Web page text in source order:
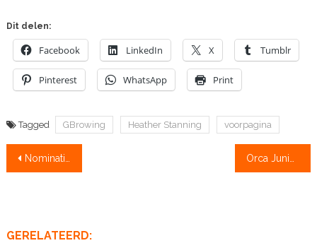
Dit delen:
Facebook LinkedIn X Tumblr
Pinterest WhatsApp Print
Tagged GBrowing Heather Stanning voorpagina
Bericht
Nominaties World Rowing Awards bekend: geen Nederlanders
GERELATEERD: